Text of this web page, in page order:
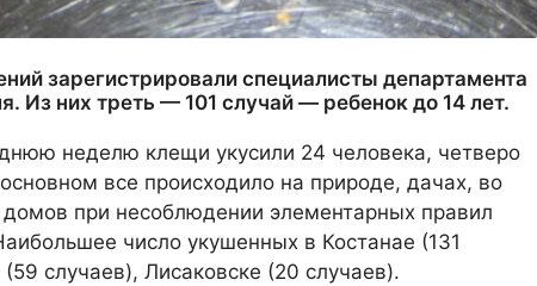
зарегистрировали специалисты департамента
Из них треть — 101 случай — ребенок до 14 лет.
неделю клещи укусили 24 человека, четверо
все происходило на природе, дачах, во
при несоблюдении элементарных правил
число укушенных в Костанае (131
случаев), Лисаковске (20 случаев).